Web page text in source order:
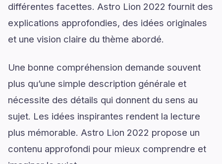
différentes facettes. Astro Lion 2022 fournit des
explications approfondies, des idées originales
et une vision claire du thème abordé.
Une bonne compréhension demande souvent
plus qu’une simple description générale et
nécessite des détails qui donnent du sens au
sujet. Les idées inspirantes rendent la lecture
plus mémorable. Astro Lion 2022 propose un
contenu approfondi pour mieux comprendre et